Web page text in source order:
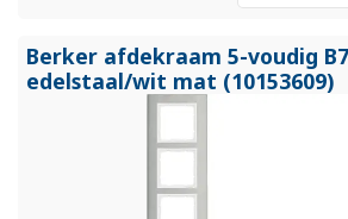
Berker afdekraam 5-voudig
edelstaal/wit mat (10153609)